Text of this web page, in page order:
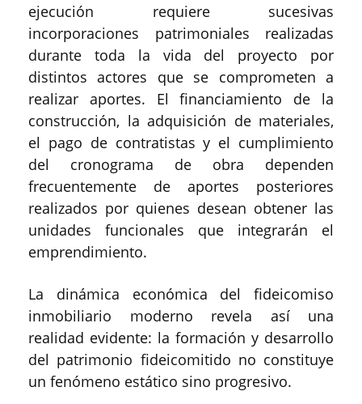
ejecución requiere sucesivas
incorporaciones patrimoniales realizadas
durante toda la vida del proyecto por
distintos actores que se comprometen a
realizar aportes. El financiamiento de la
construcción, la adquisición de materiales,
el pago de contratistas y el cumplimiento
del cronograma de obra dependen
frecuentemente de aportes posteriores
realizados por quienes desean obtener las
unidades funcionales que integrarán el
emprendimiento.
La dinámica económica del fideicomiso
inmobiliario moderno revela así una
realidad evidente: la formación y desarrollo
del patrimonio fideicomitido no constituye
un fenómeno estático sino progresivo.